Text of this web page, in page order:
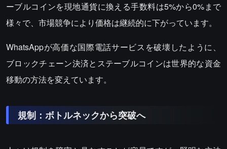
ーブルコインを現地通貨に換える手数料は5%から0%まで
様々で、市場競争により価格は継続的に下がっています。
WhatsAppが高価な国際電話サービスを破壊したように、
ブロックチェーン決済とステーブルコインは世界的な資金
移動の方法を変えています。
規制：ボトルネックから突破へ